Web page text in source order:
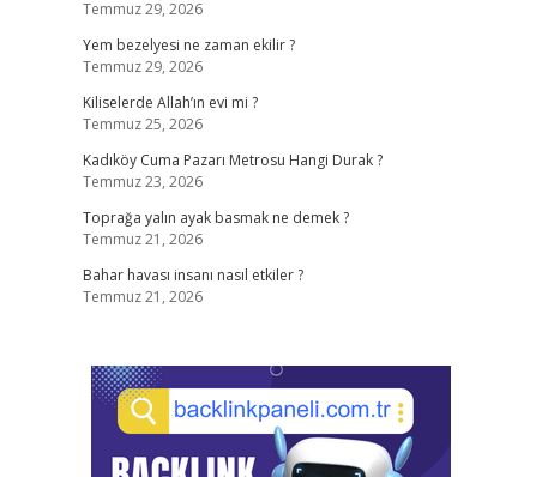
Temmuz 29, 2026
Yem bezelyesi ne zaman ekilir ?
Temmuz 29, 2026
Kiliselerde Allah’ın evi mi ?
Temmuz 25, 2026
Kadıköy Cuma Pazarı Metrosu Hangi Durak ?
Temmuz 23, 2026
Toprağa yalın ayak basmak ne demek ?
Temmuz 21, 2026
Bahar havası insanı nasıl etkiler ?
Temmuz 21, 2026